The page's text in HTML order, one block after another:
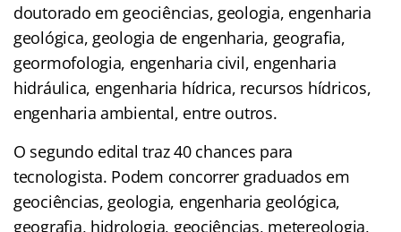
doutorado em geociências, geologia, engenharia
geológica, geologia de engenharia, geografia,
geormofologia, engenharia civil, engenharia
hidráulica, engenharia hídrica, recursos hídricos,
engenharia ambiental, entre outros.
O segundo edital traz 40 chances para
tecnologista. Podem concorrer graduados em
geociências, geologia, engenharia geológica,
geografia, hidrologia, geociências, metereologia,